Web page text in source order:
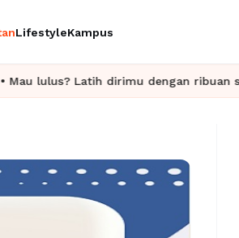
LifestyleKampus
dirimu dengan ribuan soal akurat di